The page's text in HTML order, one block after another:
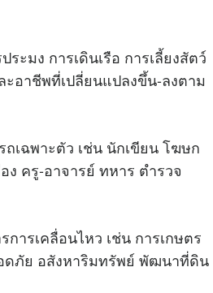
ะมง การเดินเรือ การเลี้ยงสัตว์
อาชีพที่เปลี่ยนแปลงขึ้น-ลงตาม
เฉพาะตัว เช่น นักเขียน โฆษก
ครู-อาจารย์ ทหาร ตำรวจ
ารเคลื่อนไหว เช่น การเกษตร
ดภัย อสังหาริมทรัพย์ พัฒนาที่ดิน